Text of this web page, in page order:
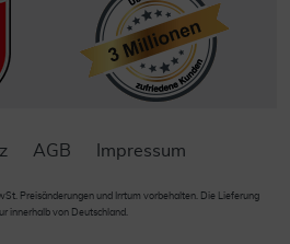
AGB Impressum
Preisänderungen und Irrtum vorbehalten. Die Lieferung
innerhalb von Deutschland.